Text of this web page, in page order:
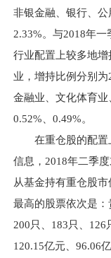
非银金融、银行、
2.33%。与2018年
行业配置上较多地
业，增持比例分别
金融业、文化体育业
0.52%、0.49%。
在重仓股的配置
信息，2018年二季
从基金持有重仓股
最高的股票依次是
200只、183只、126
120.15亿元、96.06亿